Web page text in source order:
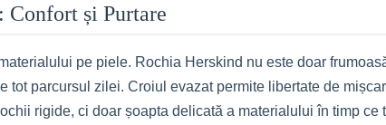
Confort și Purtare
pe piele. Rochia Herskind nu este doar
tot parcursul zilei. Croiul evazat permite libertate de
rigide, ci doar șoapta delicată a materialului în timp